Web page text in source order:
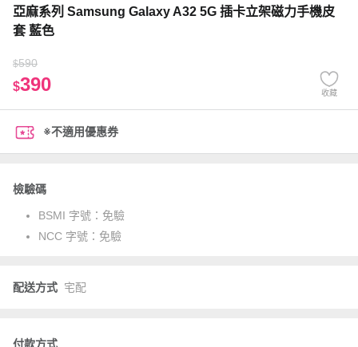
亞麻系列 Samsung Galaxy A32 5G 插卡立架磁力手機皮
套 藍色
$590
$390 收藏
※不適用優惠券
檢驗碼
BSMI 字號： 免驗
NCC 字號： 免驗
配送方式 宅配
付款方式